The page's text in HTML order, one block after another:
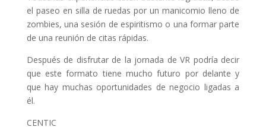
el paseo en silla de ruedas por un manicomio lleno de
zombies, una sesión de espiritismo o una formar parte
de una reunión de citas rápidas.
Después de disfrutar de la jornada de VR podría decir
que este formato tiene mucho futuro por delante y
que hay muchas oportunidades de negocio ligadas a
él.
CENTIC